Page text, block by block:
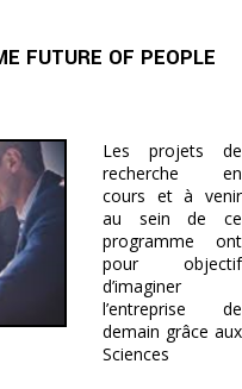
FUTURE OF PEOPLE
Les projets de
recherche en
cours et à venir
au sein de ce
programme ont
pour objectif
d’imaginer
l’entreprise de
demain grâce aux
Sciences